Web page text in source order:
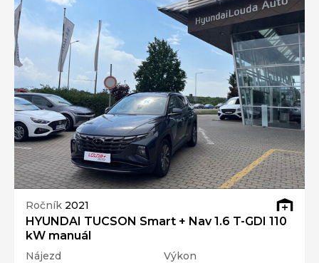
Ročník 2021
HYUNDAI TUCSON Smart + Nav 1.6 T-GDI 110
kW manuál
Nájezd
Výkon